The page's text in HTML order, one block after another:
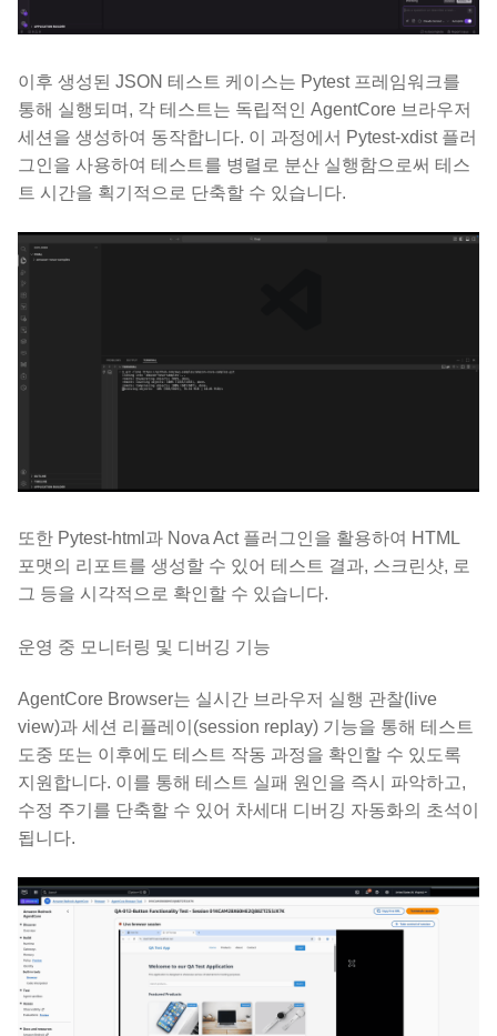
이후 생성된 JSON 테스트 케이스는 Pytest 프레임워크를
통해 실행되며, 각 테스트는 독립적인 AgentCore 브라우저
세션을 생성하여 동작합니다. 이 과정에서 Pytest-xdist 플러
그인을 사용하여 테스트를 병렬로 분산 실행함으로써 테스
트 시간을 획기적으로 단축할 수 있습니다.
또한 Pytest-html과 Nova Act 플러그인을 활용하여 HTML
포맷의 리포트를 생성할 수 있어 테스트 결과, 스크린샷, 로
그 등을 시각적으로 확인할 수 있습니다.
운영 중 모니터링 및 디버깅 기능
AgentCore Browser는 실시간 브라우저 실행 관찰(live
view)과 세션 리플레이(session replay) 기능을 통해 테스트
도중 또는 이후에도 테스트 작동 과정을 확인할 수 있도록
지원합니다. 이를 통해 테스트 실패 원인을 즉시 파악하고,
수정 주기를 단축할 수 있어 차세대 디버깅 자동화의 초석이
됩니다.